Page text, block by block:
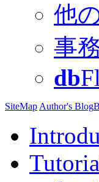
他
事
db
SiteMap Author's Blog